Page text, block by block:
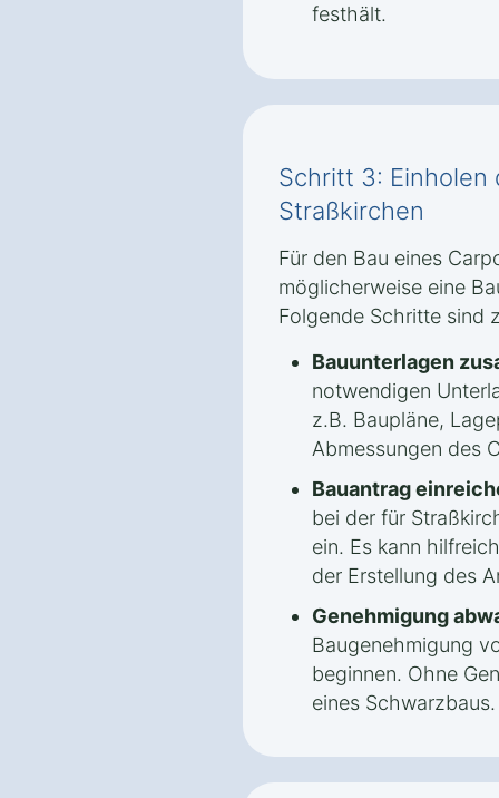
festhält.
Schritt 3: Einholen
Straßkirchen
Für den Bau eines
möglicherweise eine
Folgende Schritte sind
Bauunterlagen
notwendigen
z.B. Baupläne,
Abmessungen des
Bauantrag
bei der für
ein. Es kann
der Erstellung des
Genehmigung
Baugenehmigung
beginnen. Ohne
eines Schwarzbaus.